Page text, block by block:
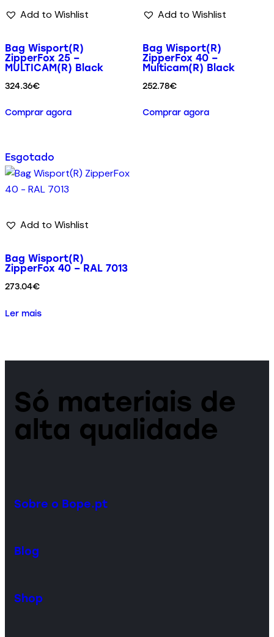
Add to Wishlist
Bag Wisport(R)
ZipperFox 25 –
MULTICAM(R) Black
324.36€
Comprar agora
Add to Wishlist
Bag Wisport(R)
ZipperFox 40 –
Multicam(R) Black
252.78€
Comprar agora
Esgotado
Add to Wishlist
Bag Wisport(R)
ZipperFox 40 – RAL 7013
273.04€
Ler mais
Só materiais de
alta qualidade
Sobre o Bope.pt
Blog
Shop